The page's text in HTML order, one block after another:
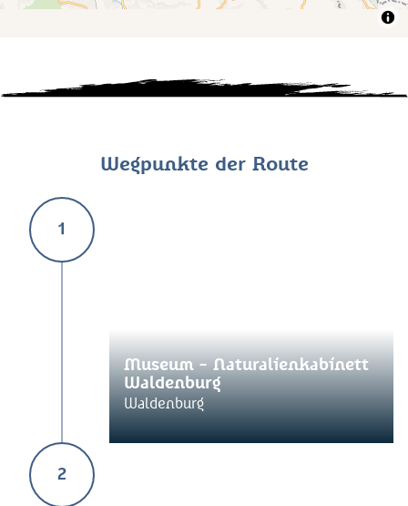
Wegpunkte der Route
1
Museum - Naturalienkabinett
Waldenburg
Waldenburg
2